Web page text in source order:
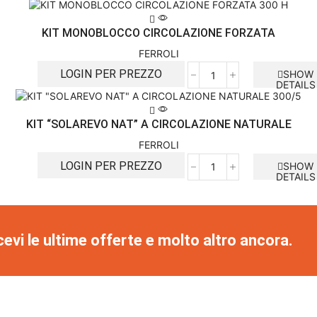
KIT MONOBLOCCO CIRCOLAZIONE FORZATA
FERROLI
LOGIN PER PREZZO
SHOW
DETAILS
KIT “SOLAREVO NAT” A CIRCOLAZIONE NATURALE
FERROLI
LOGIN PER PREZZO
SHOW
DETAILS
le ultime offerte e molto altro ancora.